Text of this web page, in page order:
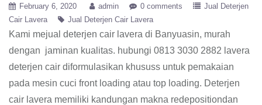
February 6, 2020 admin 0 comments
Jual Deterjen
Cair Lavera
Jual Deterjen Cair Lavera
Kami mejual deterjen cair lavera di Banyuasin, murah
dengan jaminan kualitas. hubungi 0813 3030 2882 lavera
deterjen cair diformulasikan khususs untuk pemakaian
pada mesin cuci front loading atau top loading. Deterjen
cair lavera memiliki kandungan makna redepositiondan